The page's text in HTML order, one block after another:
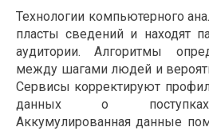
Технологии компьютерного
пласты сведений и находят
аудитории. Алгоритмы
между шагами людей и
Сервисы корректируют
данных о поступках
Аккумулированная данные